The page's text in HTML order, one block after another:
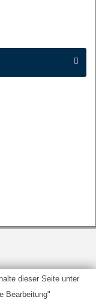
dieser Seite unter